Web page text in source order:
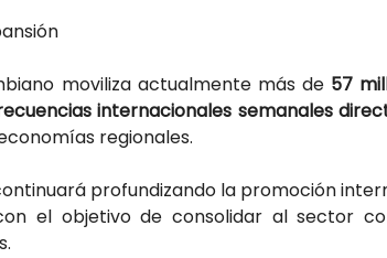
moviliza actualmente más de 57
internacionales semanales
regionales.
profundizando la promoción
el objetivo de consolidar al sector